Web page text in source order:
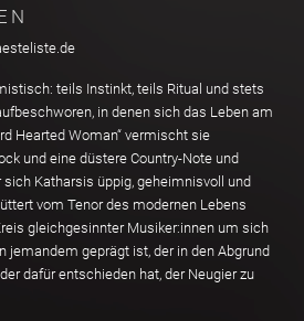
teils Instinkt, teils Ritual und stets
in denen sich das Leben am
Hearted Woman“ vermischt sie
und eine düstere Country-Note und
Katharsis üppig, geheimnisvoll und
vom Tenor des modernen Lebens
gleichgesinnter Musiker:innen um sich
jemandem geprägt ist, der in den Abgrund
dafür entschieden hat, der Neugier zu